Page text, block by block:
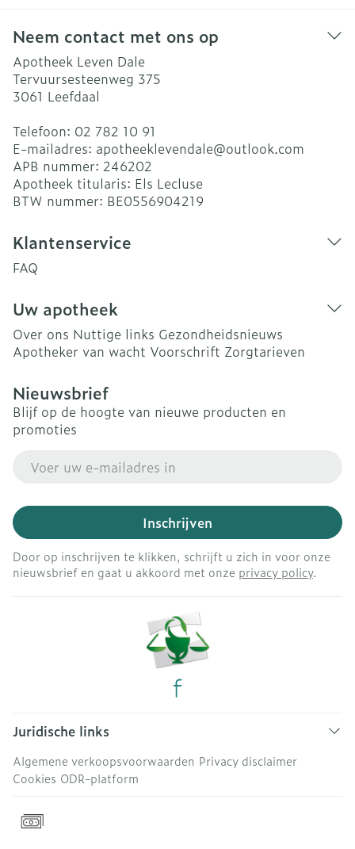
Neem contact met ons op
Apotheek Leven Dale
Tervuursesteenweg 375
3061 Leefdaal
Telefoon: 02 782 10 91
E-mailadres: apotheeklevendale@outlook.com
APB nummer: 246202
Apotheek titularis: Els Lecluse
BTW nummer: BE0556904219
Klantenservice
FAQ
Uw apotheek
Over ons Nuttige links Gezondheidsnieuws
Apotheker van wacht Voorschrift Zorgtarieven
Nieuwsbrief
Blijf op de hoogte van nieuwe producten en
promoties
Inschrijven
Door op inschrijven te klikken, schrijft u zich in voor onze
nieuwsbrief en gaat u akkoord met onze privacy policy.
Juridische links
Algemene verkoopsvoorwaarden Privacy disclaimer
Cookies ODR-platform